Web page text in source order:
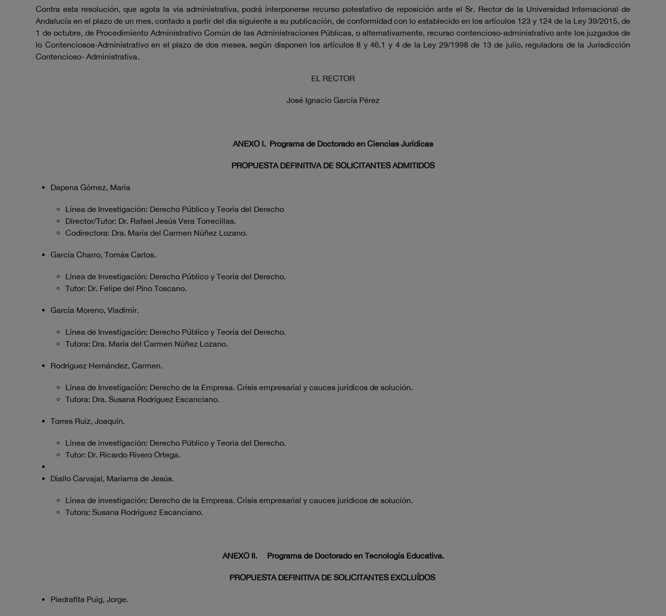
Contra esta resolución, que agota la vía administrativa, podrá interponerse recurso potestativo de reposición ante el Sr. Rector de la Universidad Internacional de
Andalucía en el plazo de un mes, contado a partir del día siguiente a su publicación, de conformidad con lo establecido en los artículos 123 y 124 de la Ley 39/2015, de
1 de octubre, de Procedimiento Administrativo Común de las Administraciones Públicas, o alternativamente, recurso contencioso-administrativo ante los juzgados de
lo Contenciosos-Administrativo en el plazo de dos meses, según disponen los artículos 8 y 46.1 y 4 de la Ley 29/1998 de 13 de julio, reguladora de la Jurisdicción
Contencioso- Administrativa.
EL RECTOR
José Ignacio García Pérez
ANEXO I. Programa de Doctorado en Ciencias Jurídicas
PROPUESTA DEFINITIVA DE SOLICITANTES ADMITIDOS
Dapena Gómez, María
Línea de Investigación: Derecho Público y Teoría del Derecho
Director/Tutor: Dr. Rafael Jesús Vera Torrecillas.
Codirectora: Dra. María del Carmen Núñez Lozano.
García Charro, Tomás Carlos.
Línea de Investigación: Derecho Público y Teoría del Derecho.
Tutor: Dr. Felipe del Pino Toscano.
García Moreno, Vladimir.
Línea de Investigación: Derecho Público y Teoría del Derecho.
Tutora: Dra. María del Carmen Núñez Lozano.
Rodríguez Hernández, Carmen.
Línea de Investigación: Derecho de la Empresa. Crisis empresarial y cauces jurídicos de solución.
Tutora: Dra. Susana Rodríguez Escanciano.
Torres Ruiz, Joaquín.
Línea de investigación: Derecho Público y Teoría del Derecho.
Tutor: Dr. Ricardo Rivero Ortega.
Diallo Carvajal, Mariama de Jesús.
Línea de investigación: Derecho de la Empresa. Crisis empresarial y cauces jurídicos de solución.
Tutora: Susana Rodríguez Escanciano.
ANEXO II. Programa de Doctorado en Tecnología Educativa.
PROPUESTA DEFINITIVA DE SOLICITANTES EXCLUÍDOS
Piedrafita Puig, Jorge.